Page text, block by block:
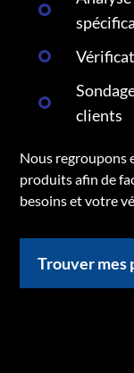
clients
Nous regroupons
produits afin de
besoins et votre
Trouver mes